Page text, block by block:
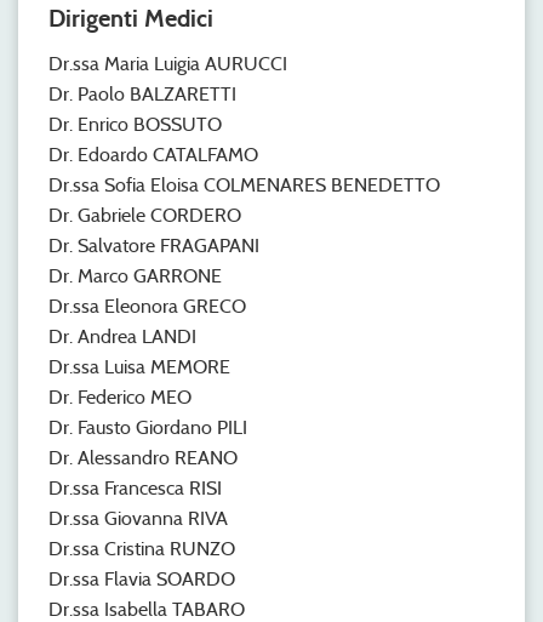
Dirigenti Medici
Dr.ssa Maria Luigia AURUCCI
Dr. Paolo BALZARETTI
Dr. Enrico BOSSUTO
Dr. Edoardo CATALFAMO
Dr.ssa Sofia Eloisa COLMENARES BENEDETTO
Dr. Gabriele CORDERO
Dr. Salvatore FRAGAPANI
Dr. Marco GARRONE
Dr.ssa Eleonora GRECO
Dr. Andrea LANDI
Dr.ssa Luisa MEMORE
Dr. Federico MEO
Dr. Fausto Giordano PILI
Dr. Alessandro REANO
Dr.ssa Francesca RISI
Dr.ssa Giovanna RIVA
Dr.ssa Cristina RUNZO
Dr.ssa Flavia SOARDO
Dr.ssa Isabella TABARO